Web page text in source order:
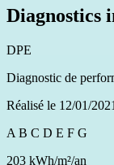
Diagnostics
DPE
Diagnostic de
Réalisé le 12/01/2021
A B C D E F G
203 kWh/m²/an